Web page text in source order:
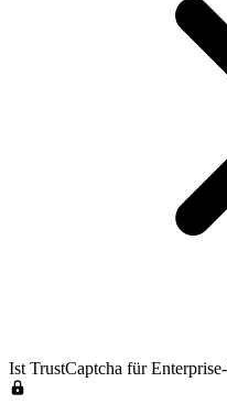
Ist TrustCaptcha für